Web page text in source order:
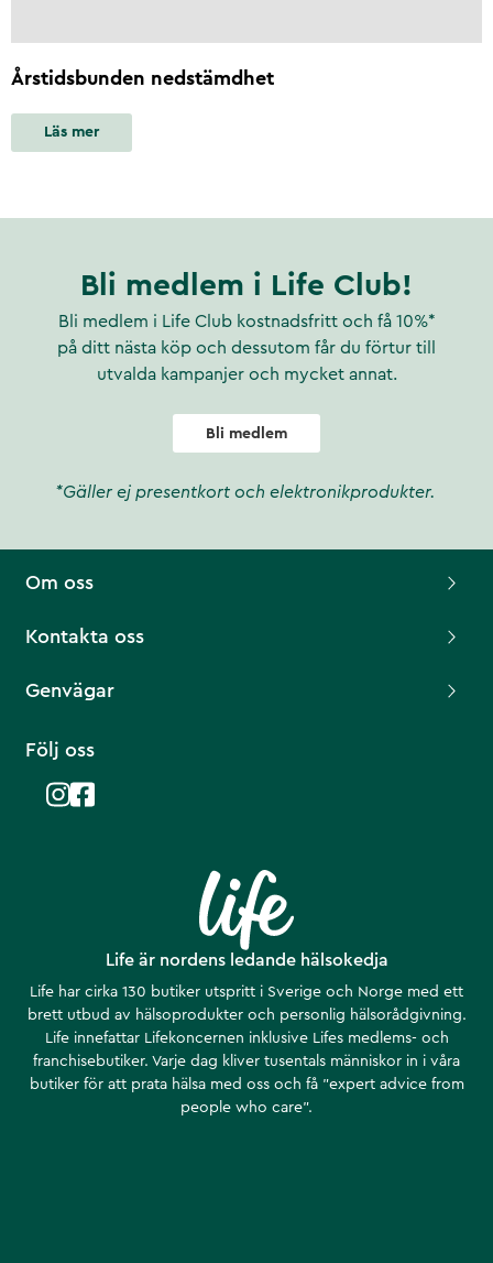
Årstidsbunden nedstämdhet
Läs mer
Bli medlem i Life Club!
Bli medlem i Life Club kostnadsfritt och få 10%*
på ditt nästa köp och dessutom får du förtur till
utvalda kampanjer och mycket annat.
Bli medlem
*Gäller ej presentkort och elektronikprodukter.
Life är nordens ledande hälsokedja
Life har cirka 130 butiker utspritt i Sverige och Norge med ett
brett utbud av hälsoprodukter och personlig hälsorådgivning.
Life innefattar Lifekoncernen inklusive Lifes medlems- och
franchisebutiker. Varje dag kliver tusentals människor in i våra
butiker för att prata hälsa med oss och få ”expert advice from
people who care”.
Om oss
Kontakta oss
Genvägar
Följ oss